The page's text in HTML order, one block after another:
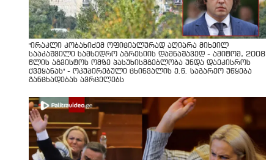
"ირაკლი კობახიძემ ოფიციალურად აღიარა მიხეილ
სააკაშვილი სამხედრო აგრესიის დამნაშავედ - ამიტომ, 2008
წლის აგვისტოს ომზე პასუხისმგებლობა უნდა დაეკისროს
ქვეყანას" - ოკუპირებული ცხინვალის ე.წ. საგარეო უწყება
განცხადებას ავრცელებს